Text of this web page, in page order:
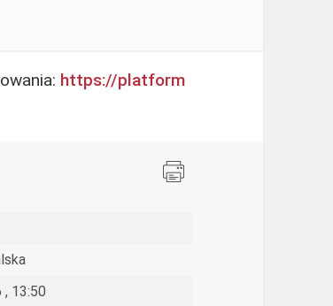
https://platform
, 13:50